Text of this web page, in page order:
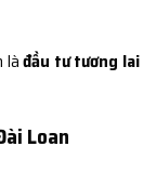
làđầu tư tương lai
Loan